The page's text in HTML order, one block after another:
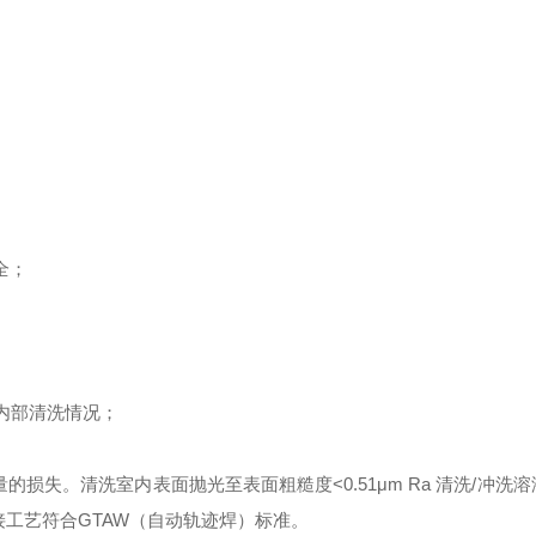
部清洗情况；
的损失。清洗室内表面抛光至表面粗糙度<0.51μm Ra 清洗/冲洗溶
艺符合GTAW（自动轨迹焊）标准。